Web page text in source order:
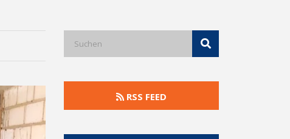
RSS FEED